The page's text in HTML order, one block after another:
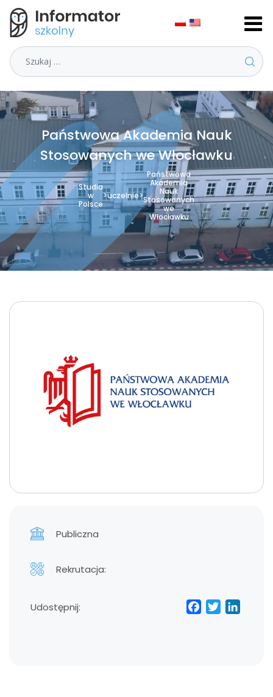
Szukaj
Państwowa Akademia Nauk
Stosowanych we Włocławku
Studia
w
Polsce
>uczelnie>
Państwowa
Akademia
Nauk
Stosowanych
we
Włocławku
Publiczna
Rekrutacja:
Udostępnij: